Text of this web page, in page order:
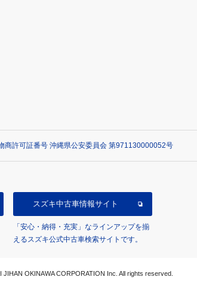
商許可証番号 沖縄県公安委員会 第971130000052号
スズキ中古車情報サイト
「安心・納得・充実」なラインアップを揃
えるスズキ公式中古車検索サイトです。
JIHAN OKINAWA CORPORATION Inc. All rights reserved.